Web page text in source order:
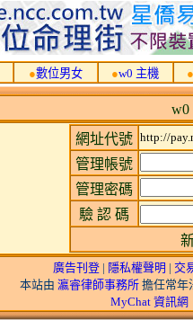
●數位男女 ●w0 主機 ●
w0
網址代號 http://
管理帳號
管理密碼
驗 認 碼
廣告刊登 | 隱私權聲明 | 交
本站由 瀛睿律師事務所 擔任常年
MyChat 資訊網